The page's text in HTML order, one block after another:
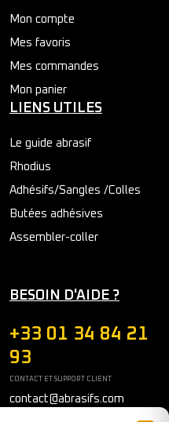
Mon compte
Mes favoris
Mes commandes
Mon panier
LIENS UTILES
Le guide abrasif
Rhodius
Adhésifs/Sangles /Colles
Butées adhésives
Assembler-coller
BESOIN D'AIDE ?
+33 01 34 84 21
93
CONTACT ET SUPPORT CLIENT
contact@abrasifs.com